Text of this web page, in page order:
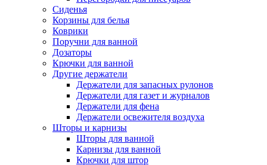
Сиденья
Корзины для белья
Коврики
Поручни для ванной
Дозаторы
Крючки для ванной
Другие держатели
Держатели для запасных рулонов
Держатели для газет и журналов
Держатели для фена
Держатели освежителя воздуха
Шторы и карнизы
Шторы для ванной
Карнизы для ванной
Крючки для штор